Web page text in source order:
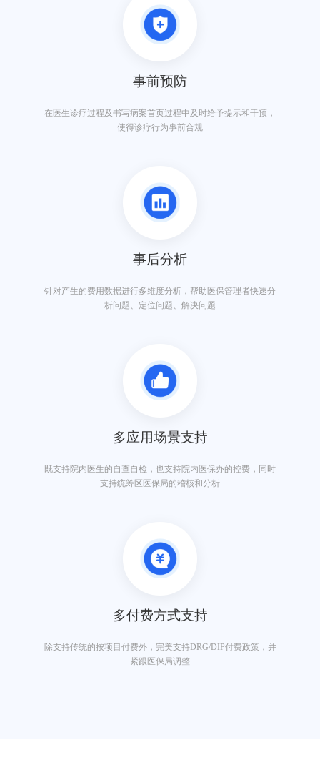
事前预防
在医生诊疗过程及书写病案首页过程中及时给予提示和干预，
使得诊疗行为事前合规
事后分析
针对产生的费用数据进行多维度分析，帮助医保管理者快速分
析问题、定位问题、解决问题
多应用场景支持
既支持院内医生的自查自检，也支持院内医保办的控费，同时
支持统筹区医保局的稽核和分析
多付费方式支持
除支持传统的按项目付费外，完美支持DRG/DIP付费政策，并
紧跟医保局调整